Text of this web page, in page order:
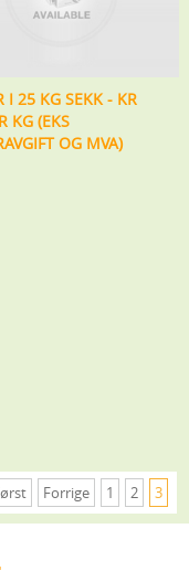
I 25 KG SEKK - KR
KG (EKS
OG MVA)
Forrige 1 2 3